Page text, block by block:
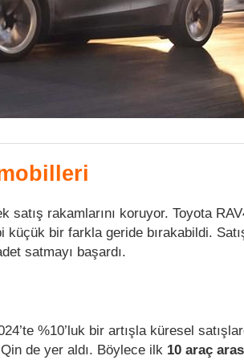
satış rakamlarını koruyor. Toyota
küçük bir farkla geride bırakabildi.
satmayı başardı.
%10’luk bir artışla küresel
de yer aldı. Böylece ilk 10 araç